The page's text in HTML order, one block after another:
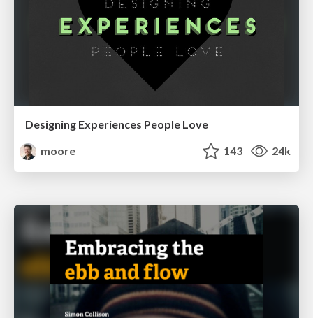
Designing Experiences People Love
moore
143 24k